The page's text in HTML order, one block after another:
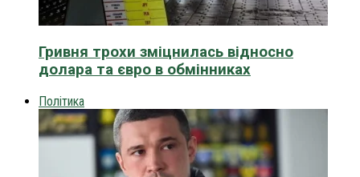
Гривня трохи зміцнилась відносно
долара та євро в обмінниках
Політика